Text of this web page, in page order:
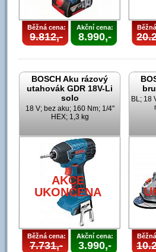
Běžná cena:
9.812,-
Akční cena:
8.990,-
BOSCH Aku rázový
utahovák GDR 18V-Li
solo
18 V; bez aku; 160 Nm; 1/4"
HEX; 1,3 kg
AKCE
UKONČENA
Běžná cena:
7.731,-
Akční cena:
3.990,-
BL; 18